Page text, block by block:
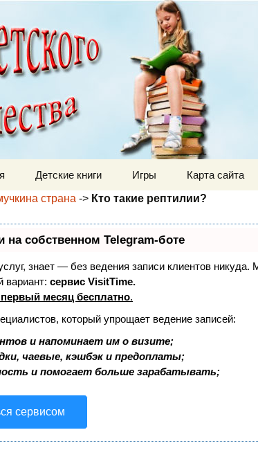
мир
Детские книги Игры Карта сайта
страна -> Кто такие рептилии?
на собственном Telegram-боте
знает — без ведения записи клиентов
вариант: сервис VisitTime.
первый месяц бесплатно.
который упрощает ведение записей:
и напоминает им о визите;
чаевые, кэшбэк и предоплаты;
и помогает больше зарабатывать;
сервисом